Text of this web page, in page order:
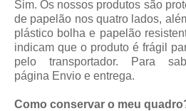
Sim. Os nossos produtos são
de papelão nos quatro lados,
plástico bolha e papelão
indicam que o produto é frágil
pelo transportador. Para
página Envio e entrega.
Como conservar o meu